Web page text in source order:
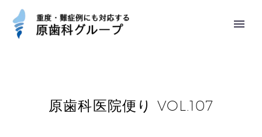
原歯科医院便り VOL.107